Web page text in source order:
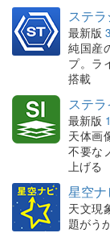
ステ
最新版
純国産
プ。ラ
搭載
ステ
最新版
天体画
不要な
上げる
星空ナ
天文現
題がう